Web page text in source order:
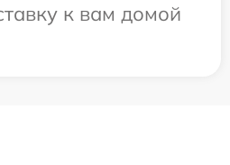
к вам домой